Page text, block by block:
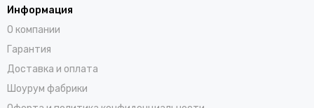
Информация
О компании
Гарантия
Доставка и оплата
Шоурум фабрики